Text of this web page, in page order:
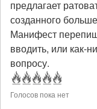
предлагает
созданного
Манифест
вводить, или как-
вопросу.
Голосов пока нет